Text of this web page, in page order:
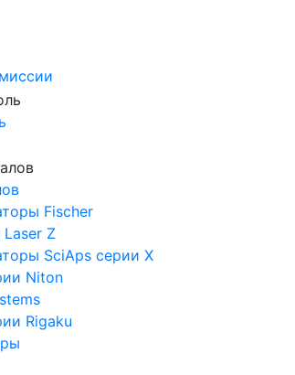
Fischer
Z
SciAps серии Х
Niton
Rigaku